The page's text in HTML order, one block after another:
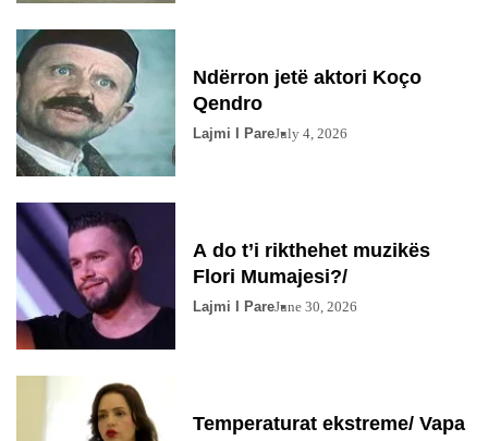
Ndërron jetë aktori Koço
Qendro
Lajmi I PareJuly 4, 2026
A do t’i rikthehet muzikës
Flori Mumajesi?/
Lajmi I PareJune 30, 2026
Temperaturat ekstreme/ Vapa